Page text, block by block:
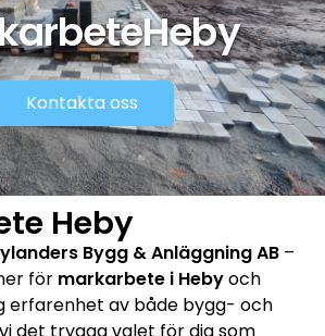
Heby
Kontakta oss
Heby
Bygg & Anläggning AB –
för markarbete i Hebyoch
erfarenhet av både bygg- och